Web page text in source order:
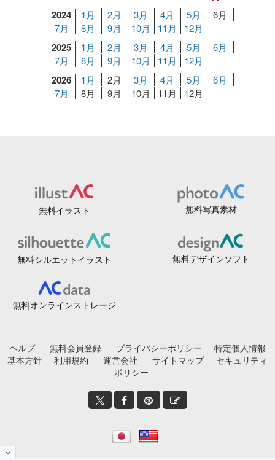
2024 1月 2月 3月 4月 5月
6月
7月
8月 9月 10月 11月 12月
2025 1月 2月 3月 4月 5月
6月
7月
8月 9月 10月 11月 12月
2026 1月 2月 3月 4月 5月
6月
7月
8月 9月 10月 11月 12月
無料イラスト 無料写真素材
無料シルエットイラスト 無料デザインソフト
無料オンラインストレージ
ヘルプ 無料会員登録 プライバシーポリシー
特定個人情報
基本方針
利用規約 運営会社 サイトマップ
セキュリティ
ポリシー